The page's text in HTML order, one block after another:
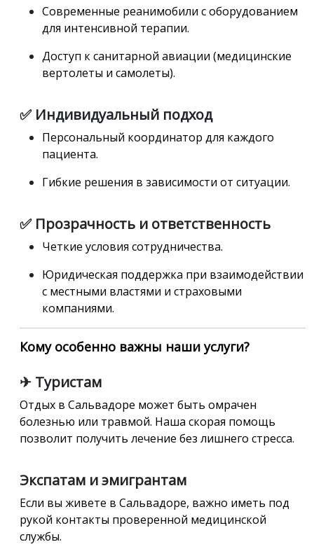
Современные реанимобили с оборудованием
для интенсивной терапии.
Доступ к санитарной авиации (медицинские
вертолеты и самолеты).
✅ Индивидуальный подход
Персональный координатор для каждого
пациента.
Гибкие решения в зависимости от ситуации.
✅ Прозрачность и ответственность
Четкие условия сотрудничества.
Юридическая поддержка при взаимодействии
с местными властями и страховыми
компаниями.
Кому особенно важны наши услуги?
✈ Туристам
Отдых в Сальвадоре может быть омрачен
болезнью или травмой. Наша скорая помощь
позволит получить лечение без лишнего стресса.
Экспатам и эмигрантам
Если вы живете в Сальвадоре, важно иметь под
рукой контакты проверенной медицинской
службы.